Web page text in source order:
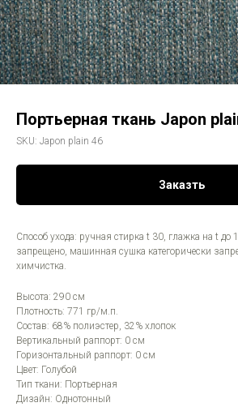
Портьерная ткань Japon
SKU: Japon plain 46
Заказть
Способ ухода: ручная стирка t 30, глажка на t до
запрещено, машинная сушка категорически
химчистка.
Высота: 290 см
Плотность: 771 гр/м.п.
Состав: 68% полиэстер, 32% хлопок
Вертикальный раппорт: 0 см
Горизонтальный раппорт: 0 см
Цвет: Голубой
Тип ткани: Портьерная
Дизайн: Однотонный